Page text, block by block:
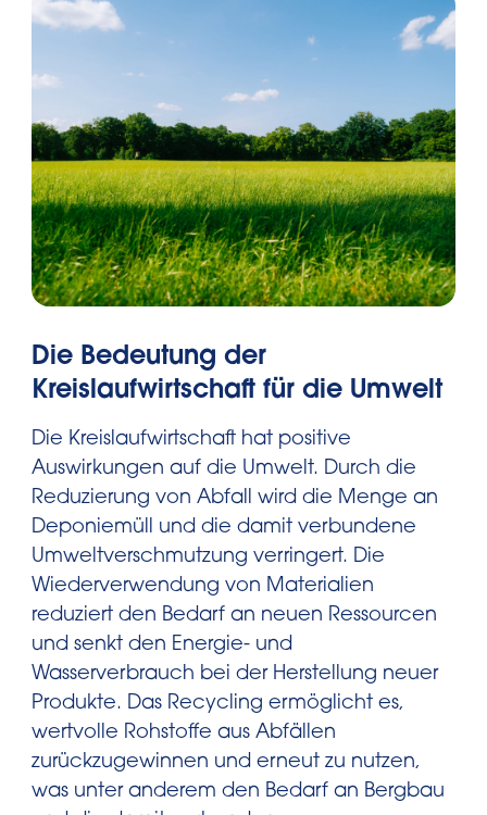
Die Bedeutung der
Kreislaufwirtschaft für die Umwelt
Die Kreislaufwirtschaft hat positive
Auswirkungen auf die Umwelt. Durch die
Reduzierung von Abfall wird die Menge an
Deponiemüll und die damit verbundene
Umweltverschmutzung verringert. Die
Wiederverwendung von Materialien
reduziert den Bedarf an neuen Ressourcen
und senkt den Energie- und
Wasserverbrauch bei der Herstellung neuer
Produkte. Das Recycling ermöglicht es,
wertvolle Rohstoffe aus Abfällen
zurückzugewinnen und erneut zu nutzen,
was unter anderem den Bedarf an Bergbau